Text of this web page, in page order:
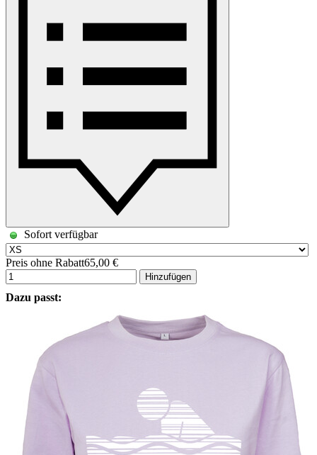
Sofort verfügbar
Preis ohne Rabatt65,00 €
Hinzufügen
Dazu passt: